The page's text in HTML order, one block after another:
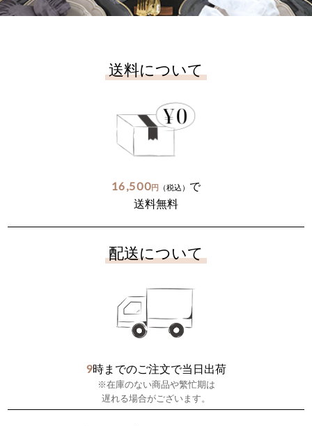
送料について
16,500円 （税込） で
送料無料
配送について
9時までのご注文で当日出荷
※在庫のない商品や繁忙期は
遅れる場合がございます。